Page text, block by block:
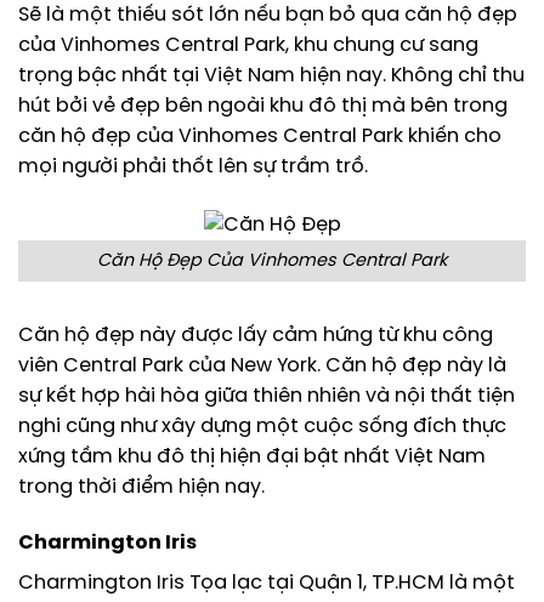
Sẽ là một thiếu sót lớn nếu bạn bỏ qua căn hộ đẹp
của Vinhomes Central Park, khu chung cư sang
trọng bậc nhất tại Việt Nam hiện nay. Không chỉ thu
hút bởi vẻ đẹp bên ngoài khu đô thị mà bên trong
căn hộ đẹp của Vinhomes Central Park khiến cho
mọi người phải thốt lên sự trầm trồ.
Căn Hộ Đẹp Của Vinhomes Central Park
Căn hộ đẹp này được lấy cảm hứng từ khu công
viên Central Park của New York. Căn hộ đẹp này là
sự kết hợp hài hòa giữa thiên nhiên và nội thất tiện
nghi cũng như xây dựng một cuộc sống đích thực
xứng tầm khu đô thị hiện đại bật nhất Việt Nam
trong thời điểm hiện nay.
Charmington Iris
Charmington Iris Tọa lạc tại Quận 1, TP.HCM là một